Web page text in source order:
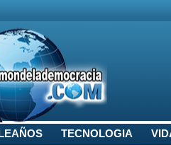
TECNOLOGIA